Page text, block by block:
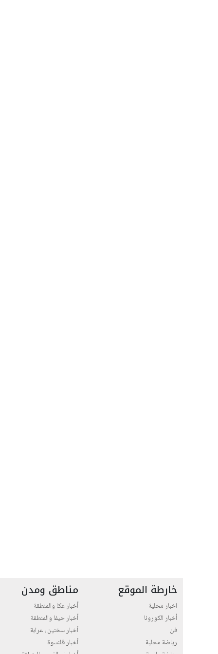
خارطة الموقع
اخبار محلية
أخبار الكورونا
فن
رياضة محلية
مناطق ومدن
أخبار عكا والمنطقة
أخبار حيفا والمنطقة
أخبار سخنين ، عرابة
أخبار قلنسوة